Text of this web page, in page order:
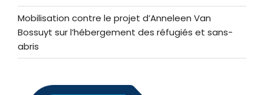
Mobilisation contre le projet d’Anneleen Van
Bossuyt sur l’hébergement des réfugiés et sans-
abris